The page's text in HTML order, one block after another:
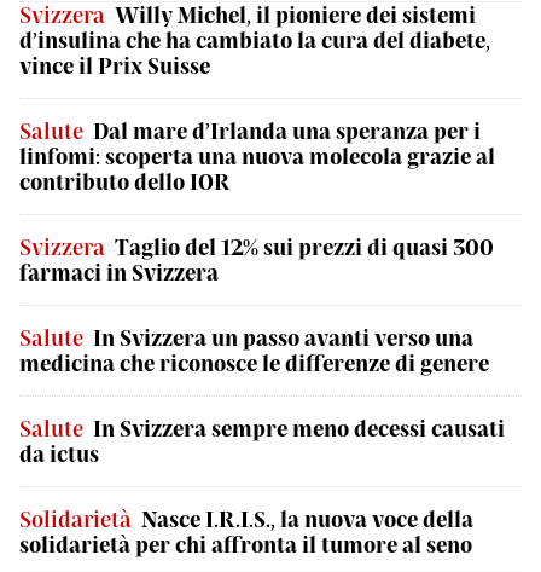
Svizzera Willy Michel, il pioniere dei sistemi
d’insulina che ha cambiato la cura del diabete,
vince il Prix Suisse
Salute Dal mare d’Irlanda una speranza per i
linfomi: scoperta una nuova molecola grazie al
contributo dello IOR
Svizzera Taglio del 12% sui prezzi di quasi 300
farmaci in Svizzera
Salute In Svizzera un passo avanti verso una
medicina che riconosce le differenze di genere
Salute In Svizzera sempre meno decessi causati
da ictus
Solidarietà Nasce I.R.I.S., la nuova voce della
solidarietà per chi affronta il tumore al seno